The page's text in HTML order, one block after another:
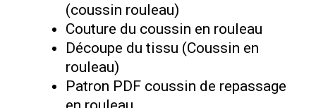
(coussin rouleau)
Couture du coussin en rouleau
Découpe du tissu (Coussin en
rouleau)
Patron PDF coussin de repassage